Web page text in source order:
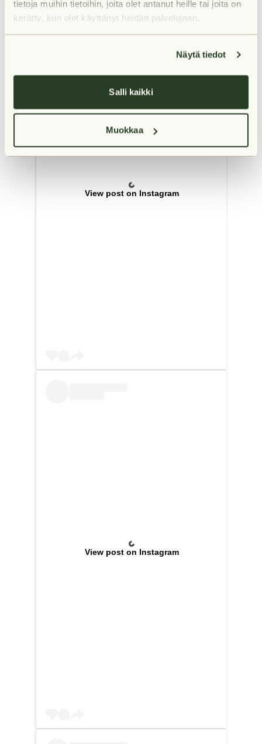
tietoja muihin tietoihin, joita olet antanut heille tai joita on
kerätty, kun olet käyttänyt heidän palvelujaan.
Näytä tiedot
Salli kaikki
Muokkaa
View post on Instagram
View post on Instagram